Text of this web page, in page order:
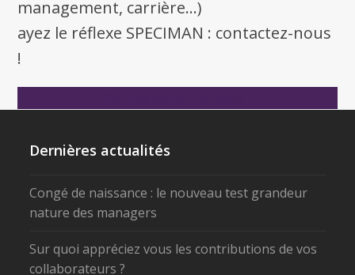
management, carrière...)
ayez le réflexe SPECIMAN : contactez-nous
!
Dernières actualités
Congé de naissance : le nouveau test grandeur
nature des managers
Sur quoi appréciez vous les contributions de vos
collaborateurs ?